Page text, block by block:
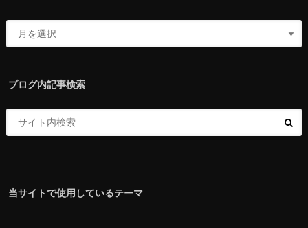
ブログ内記事検索
当サイトで使用しているテーマ